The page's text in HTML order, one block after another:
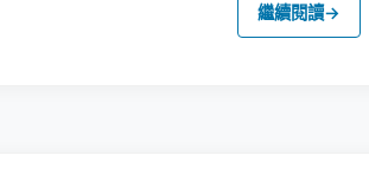
繼續閱讀→